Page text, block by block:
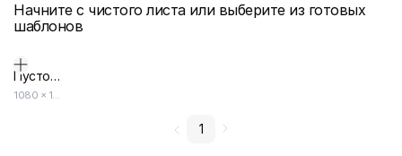
Начните с чистого листа или выберите из готовых
шаблонов
Пустой дизайн-макет
1080 × 1080
1